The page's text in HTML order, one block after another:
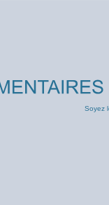
Soyez